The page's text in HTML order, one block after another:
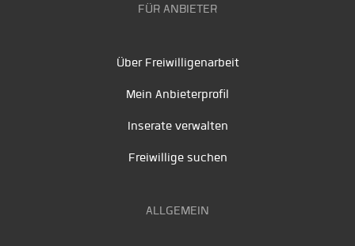
FÜR ANBIETER
Über Freiwilligenarbeit
Mein Anbieterprofil
Inserate verwalten
Freiwillige suchen
ALLGEMEIN